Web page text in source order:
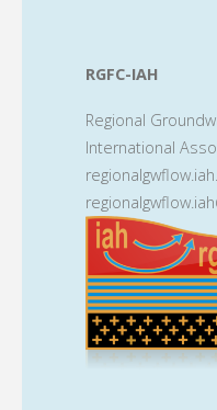
RGFC-IAH
Regional
International